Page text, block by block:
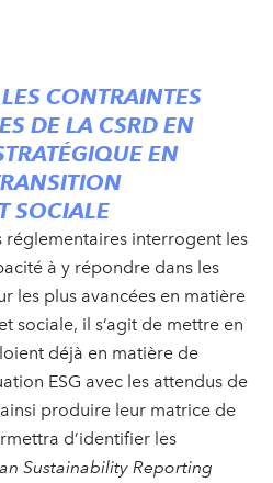
CONTRAINTES
DE LA CSRD EN
EN
SOCIALE
réglementaires interrogent les
à y répondre dans les
les plus avancées en matière
sociale, il s’agit de mettre en
déjà en matière de
ESG avec les attendus de
produire leur matrice de
d’identifier les
Sustainability Reporting